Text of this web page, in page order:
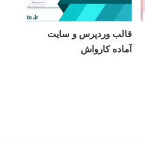
قالب وردپرس و سایت
آماده کارواش